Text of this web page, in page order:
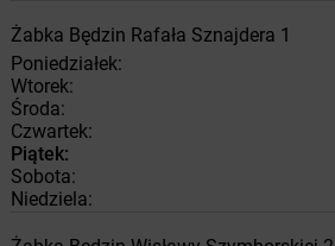
Żabka Będzin Rafała Sznajdera 1
Poniedziałek:
Wtorek:
Środa:
Czwartek:
Piątek:
Sobota:
Niedziela: